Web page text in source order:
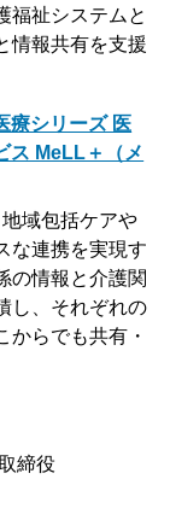
福祉システムと
情報共有を支援
療シリーズ 医
ス MeLL＋（メ
域包括ケアや
な連携を実現す
の情報と介護関
し、それぞれの
からでも共有・
締役